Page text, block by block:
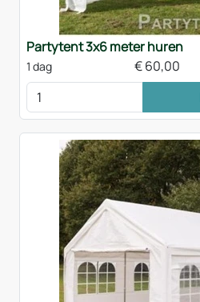
Partytent 3x6 meter huren
1 dag €60,00